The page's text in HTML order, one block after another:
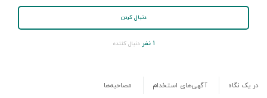
دنبال کردن
۱ نفر دنبال کننده
در یک نگاه آگهی‌های استخدام مصاحبه‌ها